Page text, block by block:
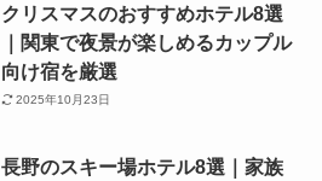
クリスマスのおすすめホテル8選
｜関東で夜景が楽しめるカップル
向け宿を厳選
2025年10月23日
長野のスキー場ホテル8選｜家族